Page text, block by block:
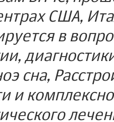
США,
в
сна,
и